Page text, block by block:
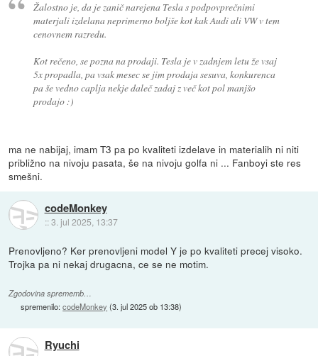
Žalostno je, da je zanič narejena Tesla s podpovprečnimi
materjali izdelana neprimerno boljše kot kak Audi ali VW v tem
cenovnem razredu.
Kot rečeno, se pozna na prodaji. Tesla je v zadnjem letu že vsaj
5x propadla, pa vsak mesec se jim prodaja sesuva, konkurenca
pa še vedno caplja nekje daleč zadaj z več kot pol manjšo
prodajo :)
ma ne nabijaj, imam T3 pa po kvaliteti izdelave in materialih ni niti
približno na nivoju pasata, še na nivoju golfa ni ... Fanboyi ste res
smešni.
codeMonkey
::3. jul 2025, 13:37
Prenovljeno? Ker prenovljeni model Y je po kvaliteti precej visoko.
Trojka pa ni nekaj drugacna, ce se ne motim.
Zgodovina sprememb…
spremenilo:codeMonkey (3. jul 2025 ob 13:38)
Ryuchi